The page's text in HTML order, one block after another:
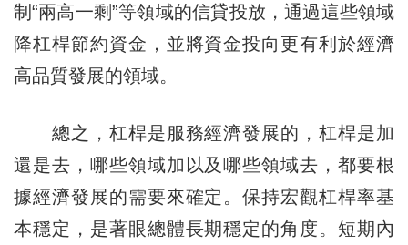
制“兩高一剩”等領域的信貸投放，通過這些領域
降杠桿節約資金，並將資金投向更有利於經濟
高品質發展的領域。
總之，杠桿是服務經濟發展的，杠桿是加
還是去，哪些領域加以及哪些領域去，都要根
據經濟發展的需要來確定。保持宏觀杠桿率基
本穩定，是著眼總體長期穩定的角度。短期內